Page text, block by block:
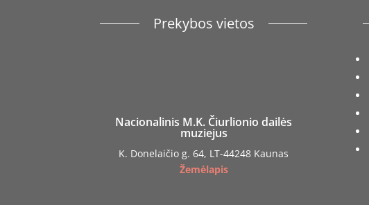
Prekybos vietos
Nacionalinis M.K. Čiurlionio dailės
muziejus
K. Donelaičio g. 64, LT-44248 Kaunas
Žemėlapis